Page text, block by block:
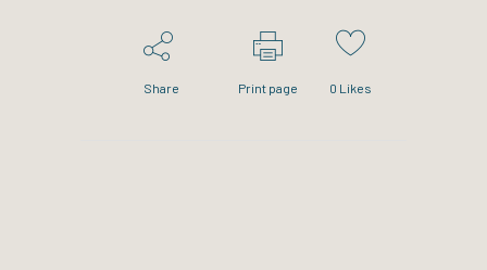
Share Print page 0 Likes